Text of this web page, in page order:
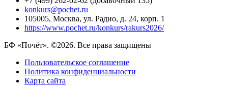
konkurs@pochet.ru
105005, Москва, ул. Радио, д. 24, корп. 1
https://www.pochet.ru/konkurs/rakurs2026/
БФ «Почёт». ©2026. Все права защищены
Пользовательское соглашение
Политика конфиденциальности
Карта сайта